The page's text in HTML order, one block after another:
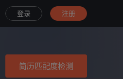
登录 注册
简历匹配度检测